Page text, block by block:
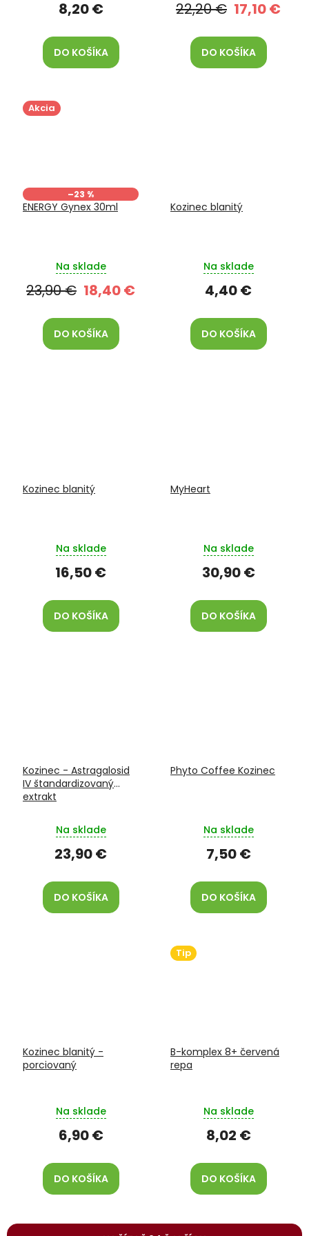
8,20 €
DO KOŠÍKA
17,10 €
22,20 €
DO KOŠÍKA
Akcia
–23 %
ENERGY Gynex 30ml
Na sklade
18,40 €
23,90 €
DO KOŠÍKA
Kozinec blanitý
Na sklade
4,40 €
DO KOŠÍKA
Kozinec blanitý
Na sklade
16,50 €
DO KOŠÍKA
MyHeart
Na sklade
30,90 €
DO KOŠÍKA
Kozinec - Astragalosid
IV štandardizovaný
extrakt
Na sklade
23,90 €
DO KOŠÍKA
Phyto Coffee Kozinec
Na sklade
7,50 €
DO KOŠÍKA
Kozinec blanitý -
porciovaný
Na sklade
6,90 €
DO KOŠÍKA
Tip
B-komplex 8+ červená
repa
Na sklade
8,02 €
DO KOŠÍKA